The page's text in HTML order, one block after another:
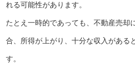
れる可能性があります。
たとえ一時的であっても、不動産売却
合、所得が上がり、十分な収入がある
す。